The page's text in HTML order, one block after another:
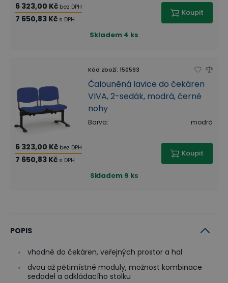
6 323,00 Kč bez DPH
7 650,83 Kč s DPH
Koupit
Skladem 4 ks
Kód zboží: 150593
Čalouněná lavice do čekáren
VIVA, 2-sedák, modrá, černé
nohy
Barva: modrá
6 323,00 Kč bez DPH
7 650,83 Kč s DPH
Koupit
Skladem 9 ks
POPIS
vhodné do čekáren, veřejných prostor a hal
dvou až pětimístné moduly, možnost kombinace
sedadel a odkládacího stolku